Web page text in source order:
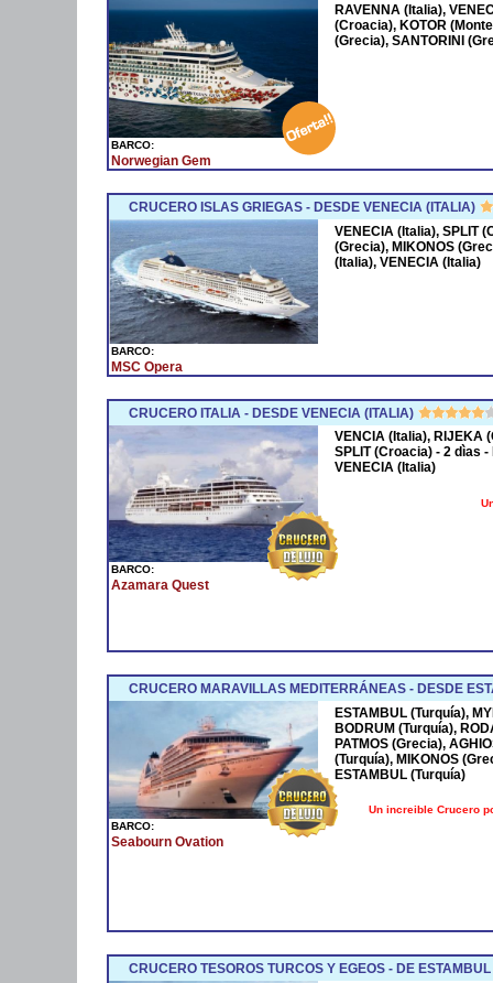
BARCO:
Norwegian Gem
RAVENNA (Italia),
(Croacia), KOTOR
(Grecia), SANTORINI
CRUCERO ISLAS GRIEGAS - DESDE VENECIA (ITALIA)
BARCO:
MSC Opera
VENECIA (Italia), SPLIT
(Grecia), MIKONOS
(Italia), VENECIA (Italia)
CRUCERO ITALIA - DESDE VENECIA (ITALIA)
BARCO:
Azamara Quest
VENCIA (Italia), RIJEKA
SPLIT (Croacia) - 2 dìas
VENECIA (Italia)
CRUCERO MARAVILLAS MEDITERRÁNEAS - DESDE
BARCO:
Seabourn Ovation
ESTAMBUL (Turquía),
BODRUM (Turquía),
PATMOS (Grecia),
(Turquía), MIKONOS
ESTAMBUL (Turquía)
Un increible Crucero
CRUCERO TESOROS TURCOS Y EGEOS - DE